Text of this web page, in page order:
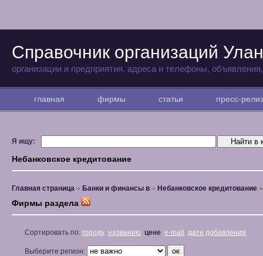
Справочник организаций
организации и предприятия, адреса и телефоны,
главная фирмы статьи пресс-
Я ищу:
Небанковское кредитование
Главная страница Банки и финансы в Небанковское кредитование
Фирмы раздела
Сортировать по: городу названию цене e-mail дате добавления
Выберите регион: